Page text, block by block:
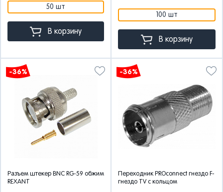
50 шт
В корзину
100 шт
В корзину
-36%
Разъем штекер BNC RG-59 обжим
REXANT
-36%
Переходник PROconnect гнездо F-
гнездо TV с кольцом